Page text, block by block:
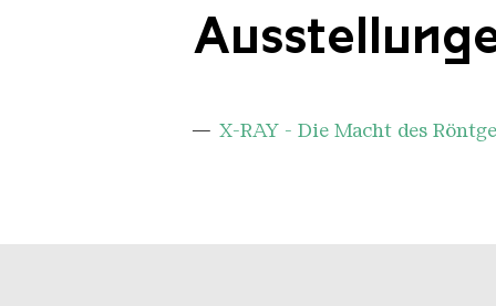
X-RAY - Die Macht des